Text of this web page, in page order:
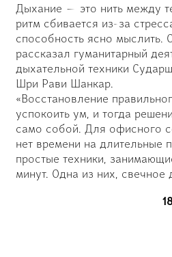
Дыхание — это нить между
ритм сбивается из-за
способность ясно мыслить.
рассказал гуманитарный
дыхательной техники
Шри Рави Шанкар.
«Восстановление
успокоить ум, и тогда
само собой. Для офисного
нет времени на длительные
простые техники,
минут. Одна из них, свечное